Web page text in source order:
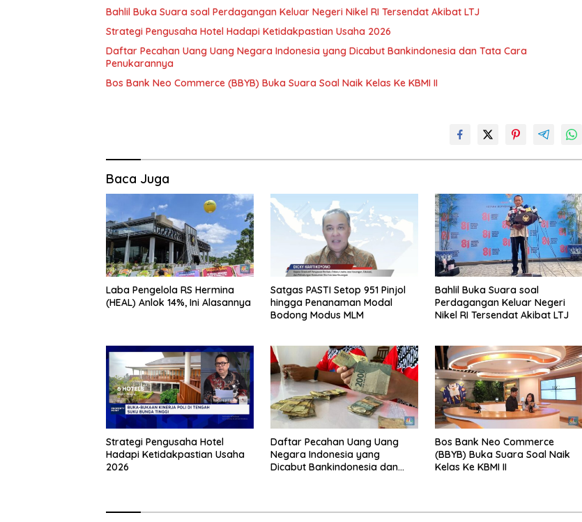
Bahlil Buka Suara soal Perdagangan Keluar Negeri Nikel RI Tersendat Akibat LTJ
Strategi Pengusaha Hotel Hadapi Ketidakpastian Usaha 2026
Daftar Pecahan Uang Uang Negara Indonesia yang Dicabut Bankindonesia dan Tata Cara
Penukarannya
Bos Bank Neo Commerce (BBYB) Buka Suara Soal Naik Kelas Ke KBMI II
Baca Juga
Laba Pengelola RS Hermina
(HEAL) Anlok 14%, Ini Alasannya
Satgas PASTI Setop 951 Pinjol
hingga Penanaman Modal
Bodong Modus MLM
Bahlil Buka Suara soal
Perdagangan Keluar Negeri
Nikel RI Tersendat Akibat LTJ
Strategi Pengusaha Hotel
Hadapi Ketidakpastian Usaha
2026
Daftar Pecahan Uang Uang
Negara Indonesia yang
Dicabut Bankindonesia dan
Bos Bank Neo Commerce
(BBYB) Buka Suara Soal Naik
Kelas Ke KBMI II